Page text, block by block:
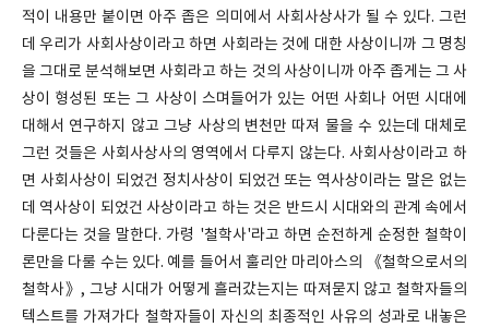
적이 내용만 붙이면 아주 좁은 의미에서 사회사상사가 될 수 있다. 그런
데 우리가 사회사상이라고 하면 사회라는 것에 대한 사상이니까 그 명칭
을 그대로 분석해보면 사회라고 하는 것의 사상이니까 아주 좁게는 그 사
상이 형성된 또는 그 사상이 스며들어가 있는 어떤 사회나 어떤 시대에
대해서 연구하지 않고 그냥 사상의 변천만 따져 물을 수 있는데 대체로
그런 것들은 사회사상사의 영역에서 다루지 않는다. 사회사상이라고 하
면 사회사상이 되었건 정치사상이 되었건 또는 역사상이라는 말은 없는
데 역사상이 되었건 사상이라고 하는 것은 반드시 시대와의 관계 속에서
다룬다는 것을 말한다. 가령 '철학사'라고 하면 순전하게 순정한 철학이
론만을 다룰 수는 있다. 예를 들어서 훌리안 마리아스의 《철학으로서의
철학사》, 그냥 시대가 어떻게 흘러갔는지는 따져묻지 않고 철학자들의
텍스트를 가져가다 철학자들이 자신의 최종적인 사유의 성과로 내놓은